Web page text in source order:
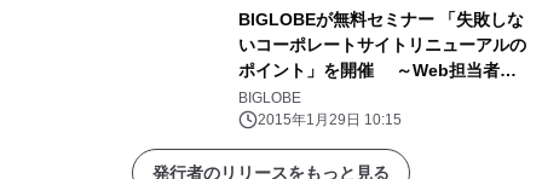
BIGLOBEが無料セミナー 「失敗しな
いコーポレートサイトリニューアルの
ポイント」を開催 ～Web担当者が
把握しておきたい課題やプロジェクト
進行のポイントを解説～
BIGLOBE
2015年1月29日 10:15
発行者のリリースをもっと見る